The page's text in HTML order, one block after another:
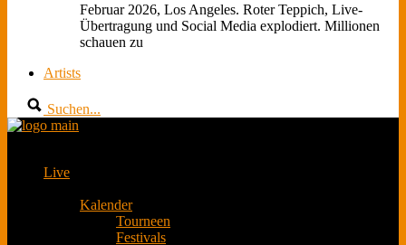
Februar 2026, Los Angeles. Roter Teppich, Live-
Übertragung und Social Media explodiert. Millionen
schauen zu
Artists
Suchen...
Live
Kalender
Tourneen
Festivals